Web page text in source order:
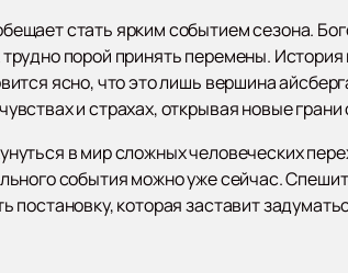
стать ярким событием сезона.
порой принять перемены.
ясно, что это лишь вершина
и страхах, открывая новые
в мир сложных человеческих
события можно уже сейчас.
постановку, которая заставит